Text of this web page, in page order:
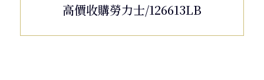
高價收購勞力士/126613LB